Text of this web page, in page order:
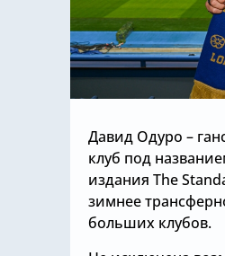
Давид Одуро –
клуб под
издания The
зимнее
больших клубов.